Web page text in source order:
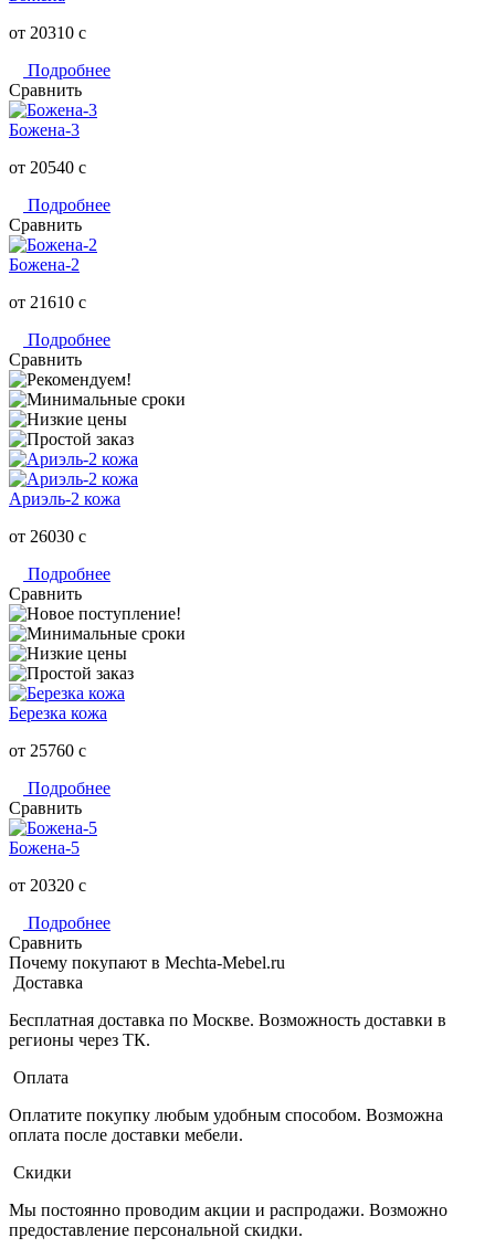
от 20310 c
Подробнее
Сравнить
Божена-3
от 20540 c
Подробнее
Сравнить
Божена-2
от 21610 c
Подробнее
Сравнить
Ариэль-2 кожа
от 26030 c
Подробнее
Сравнить
Березка кожа
от 25760 c
Подробнее
Сравнить
Божена-5
от 20320 c
Подробнее
Сравнить
Почему покупают в Mechta-Mebel.ru
Доставка
Бесплатная доставка по Москве. Возможность доставки в
регионы через ТК.
Оплата
Оплатите покупку любым удобным способом. Возможна
оплата после доставки мебели.
Скидки
Мы постоянно проводим акции и распродажи. Возможно
предоставление персональной скидки.